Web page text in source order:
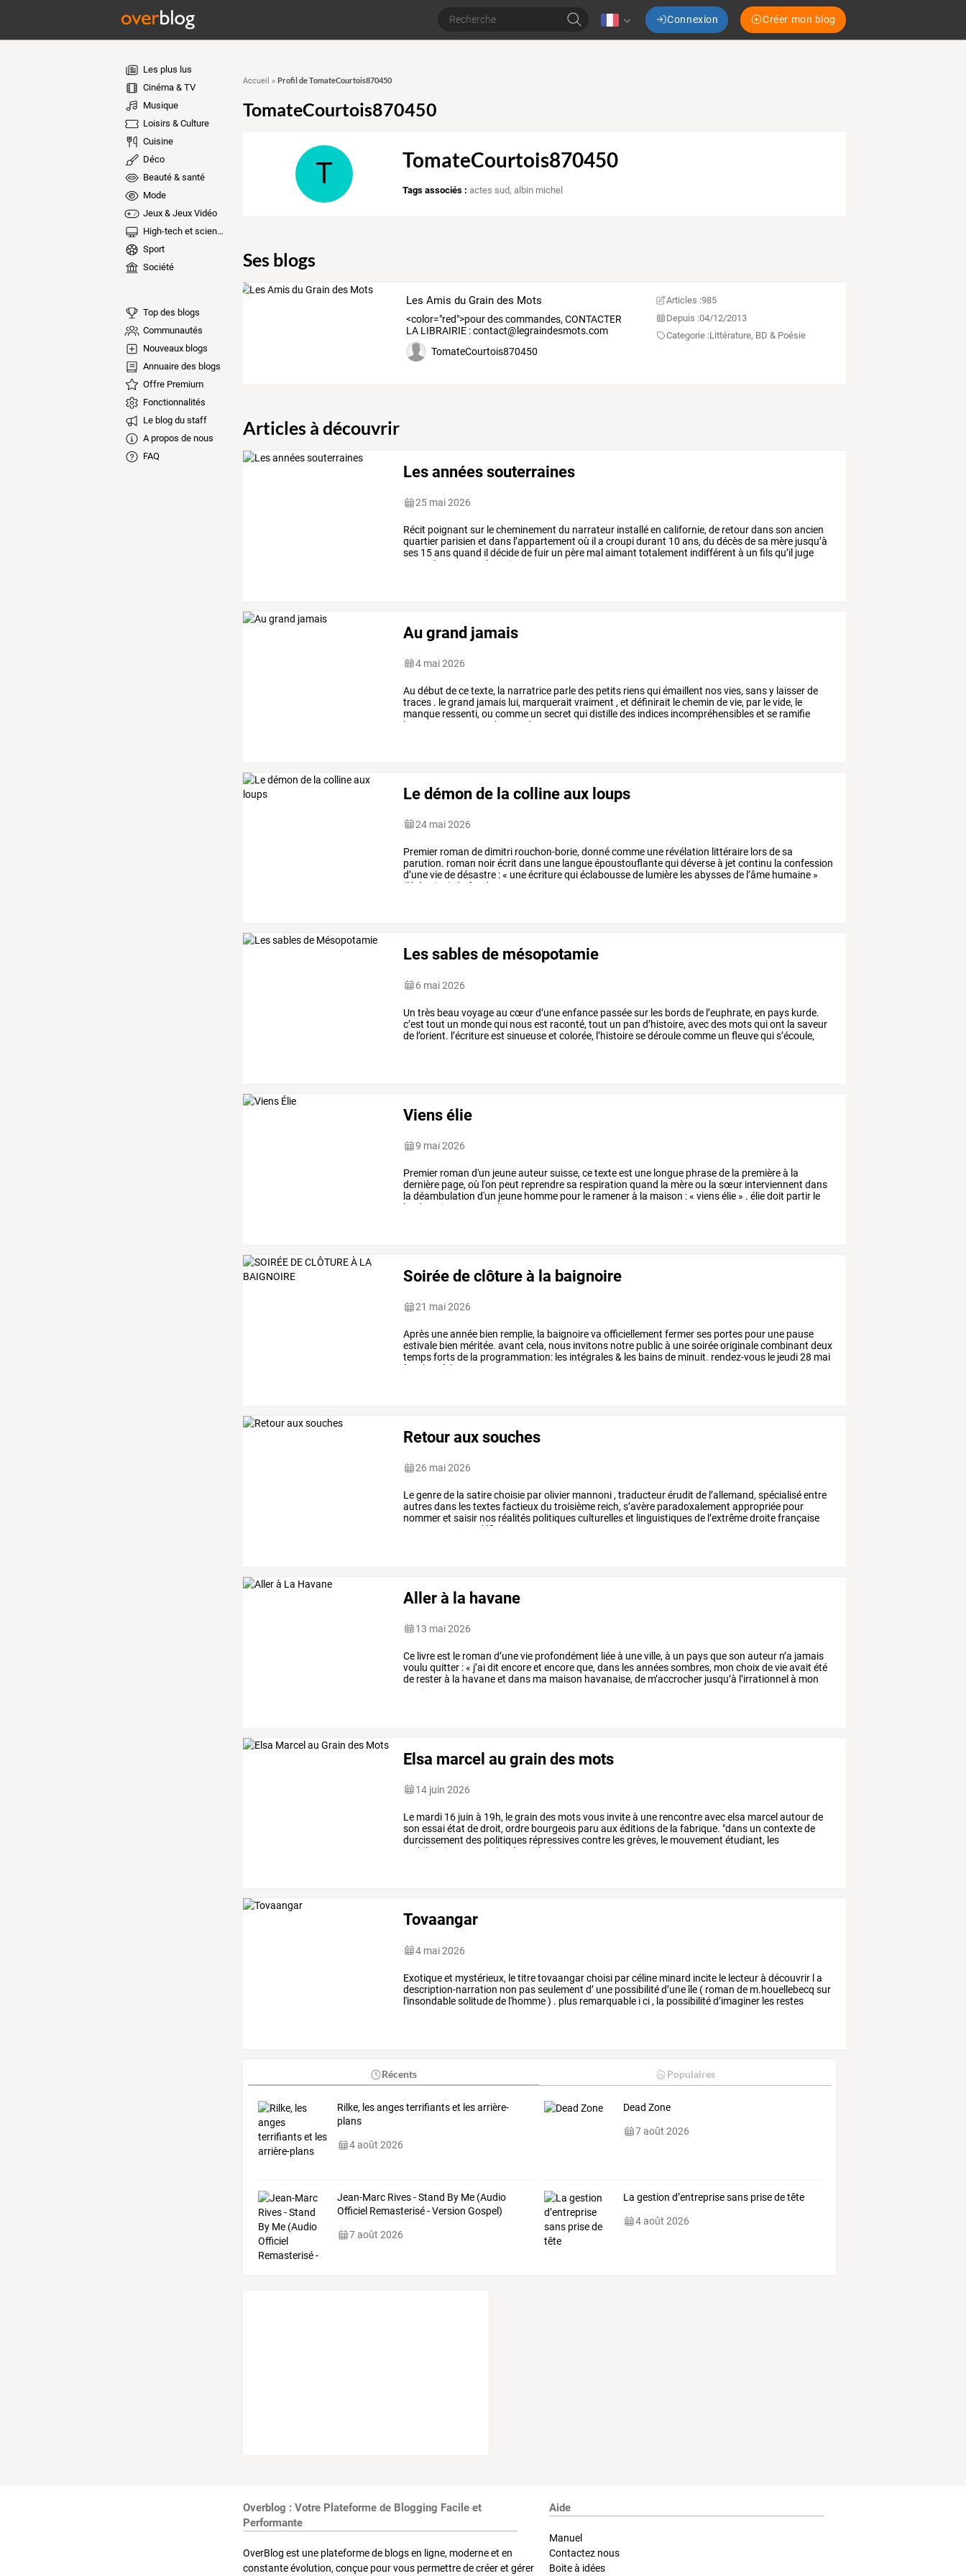
Connexion Créer mon blog
Les plus lus
Cinéma & TV
Musique
Loisirs & Culture
Cuisine
Déco
Beauté & santé
Mode
Jeux & Jeux Vidéo
High-tech et sciences
Sport
Société
Top des blogs
Communautés
Nouveaux blogs
Annuaire des blogs
Offre Premium
Fonctionnalités
Le blog du staff
A propos de nous
FAQ
Accueil » Profil de TomateCourtois870450
TomateCourtois870450
T TomateCourtois870450
Tags associés : actes sud,albin michel
Ses blogs
Les Amis du Grain des Mots
<color="red">pour des commandes, CONTACTER
LA LIBRAIRIE : contact@legraindesmots.com
TomateCourtois870450
Articles :985
Depuis :04/12/2013
Categorie :Littérature, BD & Poésie
Articles à découvrir
Les années souterraines
25 mai 2026
Récit poignant sur lecheminement du narrateur installéen californie, de retourdansson ancien
quartier parisien et dans l’appartement où il a croupidurant 10 ans, du décèsdesa mère jusqu’à
ses 15ansquand il décidedefuir un père mal aimant totalement indifférent à un filsqu’il juge
encombrant
le vrai
Au grand jamais
4 mai 2026
Au début decetexte, la narratrice parledes petits riensquiémaillent nosvies, sansy laisserde
traces . legrand jamais lui, marquerait vraiment , et définirait lechemin devie, par levide, le
manque ressenti, ou comme un secret quidistilledes indices incompréhensibleset se ramifie
lentement
des années.
Le démon de la colline aux loups
24 mai 2026
Premier roman dedimitri rouchon-borie, donnécomme une révélation littéraire lorsdesa
parution. roman noirécrit dans une langueépoustouflantequidéverseà jet continu la confession
d’uneviededésastre :« uneécriturequiéclaboussede lumière lesabyssesde l’âme humaine »
(libération)
du fond
Les sables de mésopotamie
6 mai 2026
Un très beau voyageau cœurd’uneenfance passéesur les bordsde l’euphrate, en pays kurde.
c’est tout un mondequi nousest raconté, tout un pan d’histoire, avecdes motsquiont la saveur
de l’orient. l’écritureest sinueuseet colorée, l’histoiresedéroulecomme un fleuvequis’écoule,
Viens élie
9 mai 2026
Premier roman d'un jeuneauteursuisse,cetexteest une longue phrasede la premièreà la
dernière page,où l'on peut reprendresa respiration quand la mèreou la sœur interviennent dans
la déambulation d'un jeune homme pour le ramenerà la maison :« viensélie » . éliedoit partir le
lendemain
remplir
Soirée de clôture à la baignoire
21 mai 2026
Après uneannée bien remplie, la baignoireva officiellement fermerses portes pour une pause
estivale bien méritée. avant cela, nous invitons notre publicà unesoiréeoriginalecombinant deux
tempsfortsde la programmation: les intégrales& les bainsde minuit. rendez-vous le jeudi28 mai
à
19h00 à la
Retour aux souches
26 mai 2026
Legenrede la satirechoisie parolivier mannoni , traducteurérudit de l’allemand, spécialiséentre
autresdans lestextesfactieuxdu troisième reich, s’avère paradoxalement appropriée pour
nommeret saisir nos réalités politiquesculturelleset linguistiquesde l’extrêmedroitefrançaise
contemporaine
définie
Aller à la havane
13 mai 2026
Ce livreest le roman d’unevie profondément liéeà uneville, à un paysqueson auteur n’a jamais
voulu quitter :« j’aidit encoreet encoreque, dans lesannéessombres, mon choixdevieavait été
de resterà la havaneet dans ma maison havanaise, de m’accrocher jusqu’à l’irrationnel à mon
sentiment
Elsa marcel au grain des mots
14 juin 2026
Le mardi 16 juin à 19h, legrain des motsvous inviteà une rencontreavecelsa marcel autourde
son essaiétat dedroit, ordre bourgeois paru auxéditionsde la fabrique. "dans un contextede
durcissement des politiques répressivescontre lesgrèves, le mouvement étudiant, les
mobilisations
le génocide à
Tovaangar
4 mai 2026
Exotiqueet mystérieux, letitretovaangarchoisi parcéline minard incite le lecteurà découvrir la
description-narration non passeulement d’ une possibilitéd’uneîle ( roman de m.houellebecq sur
l'insondablesolitudede l'homme) . plus remarquable ici , la possibilitéd’imaginer les restes
Récents Populaires
Rilke, les anges terrifiants et les arrière-
plans
4 août 2026
Dead Zone
7 août 2026
Jean-Marc Rives - Stand By Me (Audio
Officiel Remasterisé - Version Gospel)
7 août 2026
La gestion d’entreprise sans prise de tête
4 août 2026
Overblog : Votre Plateforme de Blogging Facile et
Performante
OverBlog est une plateforme de blogs en ligne, moderne et en
constante évolution, conçue pour vous permettre de créer et gérer
Aide
Manuel
Contactez nous
Boite à idées